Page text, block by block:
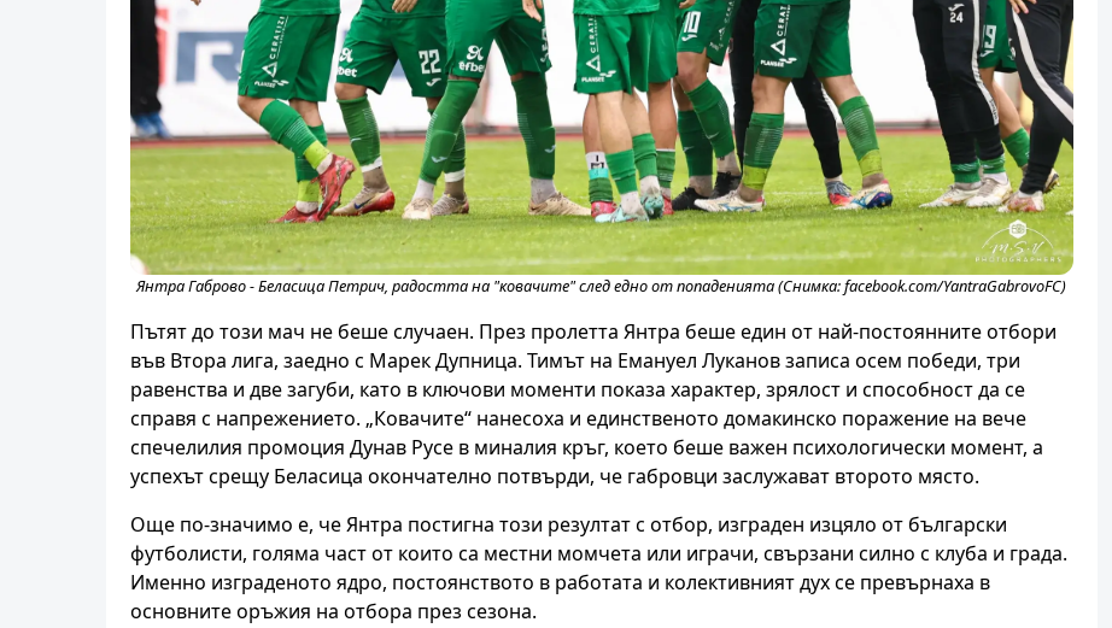
Янтра Габрово - Беласица Петрич, радостта на "ковачите" след едно от попаденията (Снимка: facebook.com/YantraGabrovoFC)
Пътят до този мач не беше случаен. През пролетта Янтра беше един от най-постоянните отбори
във Втора лига, заедно с Марек Дупница. Тимът на Емануел Луканов записа осем победи, три
равенства и две загуби, като в ключови моменти показа характер, зрялост и способност да се
справя с напрежението. „Ковачите“ нанесоха и единственото домакинско поражение на вече
спечелилия промоция Дунав Русе в миналия кръг, което беше важен психологически момент, а
успехът срещу Беласица окончателно потвърди, че габровци заслужават второто място.
Още по-значимо е, че Янтра постигна този резултат с отбор, изграден изцяло от български
футболисти, голяма част от които са местни момчета или играчи, свързани силно с клуба и града.
Именно изграденото ядро, постоянството в работата и колективният дух се превърнаха в
основните оръжия на отбора през сезона.